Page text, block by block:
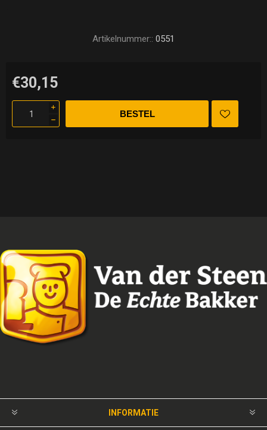
Artikelnummer:: 0551
€30,15
i
h
INFORMATIE